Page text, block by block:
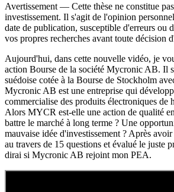
Avertissement — Cette thèse ne constitue
investissement. Il s'agit de l'opinion
date de publication, susceptible d'erreurs ou
vos propres recherches avant toute décision
Aujourd'hui, dans cette nouvelle vidéo, je
action Bourse de la société Mycronic AB. Il
suédoise cotée à la Bourse de Stockholm
Mycronic AB est une entreprise qui
commercialise des produits électroniques de
Alors MYCR est-elle une action de qualité
battre le marché à long terme ? Une
mauvaise idée d'investissement ? Après
au travers de 15 questions et évalué le juste
dirai si Mycronic AB rejoint mon PEA.